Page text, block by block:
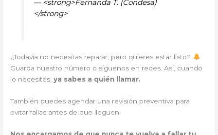
— <strong>Fernanda T. (Condesa)
</strong>
¿Todavía no necesitas reparar, pero quieres estar listo?
Guarda nuestro número o síguenos en redes. Así, cuando
lo necesites,ya sabes a quién llamar.
También puedes agendar una revisión preventiva para
evitar fallas antes de que lleguen.